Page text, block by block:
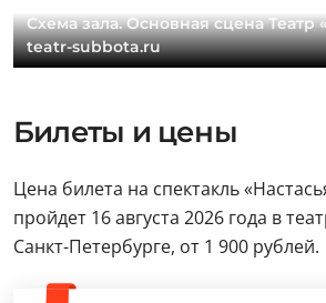
Схема зала. Основная сцена Театр
teatr-subbota.ru
Билеты и цены
Цена билета на спектакль
пройдет 16 августа 2026 года в
Санкт-Петербурге, от 1 900 рублей.